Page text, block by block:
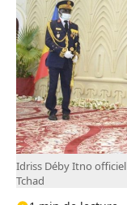
Idriss Déby Itno
Tchad